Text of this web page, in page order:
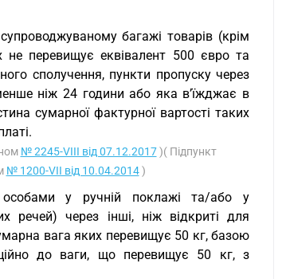
багажі товарів (крім
не перевищує еквівалент 500 євро та
сполучення, пункти пропуску через
ніж 24 години або яка в’їжджає в
сумарної фактурної вартості таких
№ 2245-VIII від 07.12.2017)( Підпункт
№ 1200-VII від 10.04.2014)
у ручній поклажі та/або у
речей) через інші, ніж відкриті для
вага яких перевищує 50 кг, базою
до ваги, що перевищує 50 кг, з